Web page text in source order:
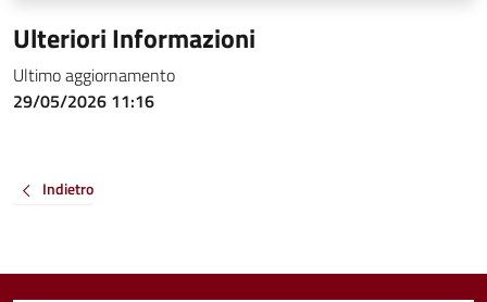
Ulteriori Informazioni
Ultimo aggiornamento
29/05/2026 11:16
Indietro